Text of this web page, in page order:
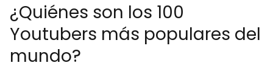
¿Quiénes son los 100
Youtubers más populares del
mundo?